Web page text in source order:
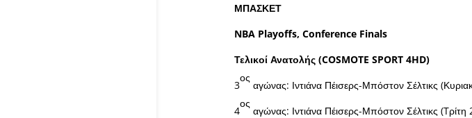
ΜΠΑΣΚΕΤ
NBA Playoffs, Conference Finals
Τελικοί Ανατολής (COSMOTE SPORT4HD)
3
ος
αγώνας: Ιντιάνα Πέισερς-Μπόστον Σέλτικς
4
ος
αγώνας: Ιντιάνα Πέισερς-Μπόστον Σέλτικς